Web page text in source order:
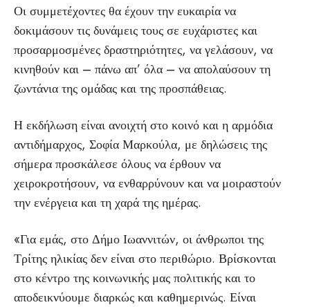
Οι συμμετέχοντες θα έχουν την ευκαιρία να
δοκιμάσουν τις δυνάμεις τους σε ευχάριστες και
προσαρμοσμένες δραστηριότητες, να γελάσουν, να
κινηθούν και – πάνω απ’ όλα – να απολαύσουν τη
ζωντάνια της ομάδας και της προσπάθειας.
Η εκδήλωση είναι ανοιχτή στο κοινό και η αρμόδια
αντιδήμαρχος, Σοφία Μαρκούλα, με δηλώσεις της
σήμερα προσκάλεσε όλους να έρθουν να
χειροκροτήσουν, να ενθαρρύνουν και να μοιραστούν
την ενέργεια και τη χαρά της ημέρας.
«Για εμάς, στο Δήμο Ιωαννιτών, οι άνθρωποι της
Τρίτης ηλικίας δεν είναι στο περιθώριο. Βρίσκονται
στο κέντρο της κοινωνικής μας πολιτικής και το
αποδεικνύουμε διαρκώς και καθημερινώς. Είναι